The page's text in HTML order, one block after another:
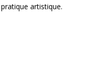
artistique.